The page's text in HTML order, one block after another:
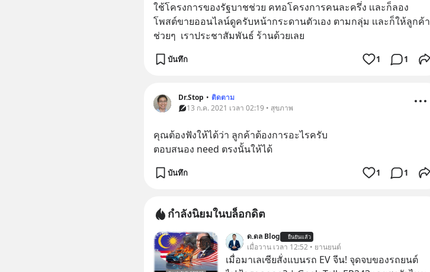
ใช้โครงการของรัฐบาชช่วย คทอโครงการคนละครึ่ง เเละก็ลอง
โพสต์ขายออนไลน์ดูครับหน้ากระดานตัวเอง ตามกลุ่ม เเละก็ให้ลูกค้า
ช่วยๆ  เราประชาสัมพันธ์ ร้านด้วยเลย
บันทึก 1 1
Dr.Stop • ติดตาม
13 ก.ค. 2021 เวลา 02:19 • สุขภาพ
คุณต้องฟังให้ได้ว่า ลูกค้าต้องการอะไรครับ
ตอบสนอง need ตรงนั้นให้ได้
บันทึก 1 1
กำลังนิยมในบล็อกดิต
ด.ดล Blog ยืนยันแล้ว
เมื่อวาน เวลา 12:52 • ยานยนต์
เมื่อมาเลเซียสั่งแบนรถ EV จีน! จุดจบของรถยนต์